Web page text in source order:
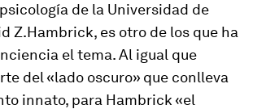
de la Universidad de
Z.Hambrick, es otro de los que ha
el tema. Al igual que
del «lado oscuro» que conlleva
innato, para Hambrick «el